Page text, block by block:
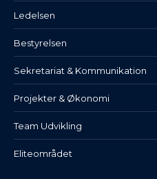
Ledelsen
Bestyrelsen
Sekretariat & Kommunikation
Projekter & Økonomi
Team Udvikling
Eliteområdet